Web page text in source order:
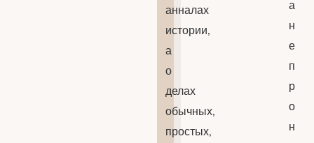
анналах
истории,
а
о
делах
обычных,
простых,
а
н
е
п
р
о
н